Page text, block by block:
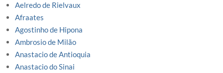
Aelredo de Rielvaux
Afraates
Agostinho de Hipona
Ambrosio de Milão
Anastacio de Antioquia
Anastacio do Sinai